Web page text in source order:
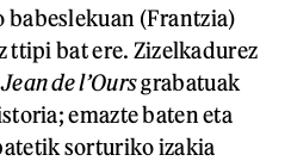
babeslekuan (Frantzia)
ttipi bat ere. Zizelkadurez
Jean de l’Oursgrabatuak
emazte baten eta
sorturiko izakia